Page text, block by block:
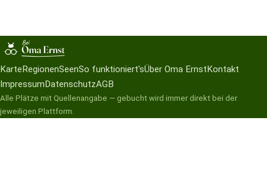
Karte RegionenSeenSo funktioniert'sÜber Oma Ernst Kontakt
Impressum DatenschutzAGB
Alle Plätze mit Quellenangabe — gebucht wird immer direkt bei der
jeweiligen Plattform.